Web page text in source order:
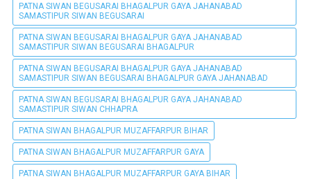
PATNA SIWAN BEGUSARAI BHAGALPUR GAYA JAHANABAD
SAMASTIPUR SIWAN BEGUSARAI
PATNA SIWAN BEGUSARAI BHAGALPUR GAYA JAHANABAD
SAMASTIPUR SIWAN BEGUSARAI BHAGALPUR
PATNA SIWAN BEGUSARAI BHAGALPUR GAYA JAHANABAD
SAMASTIPUR SIWAN BEGUSARAI BHAGALPUR GAYA JAHANABAD
PATNA SIWAN BEGUSARAI BHAGALPUR GAYA JAHANABAD
SAMASTIPUR SIWAN CHHAPRA
PATNA SIWAN BHAGALPUR MUZAFFARPUR BIHAR
PATNA SIWAN BHAGALPUR MUZAFFARPUR GAYA
PATNA SIWAN BHAGALPUR MUZAFFARPUR GAYA BIHAR